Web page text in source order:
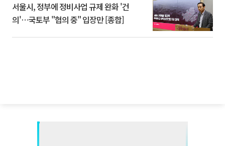
서울시, 정부에 정비사업 규제 완화 '건
의'⋯국토부 "협의 중" 입장만 [종합]